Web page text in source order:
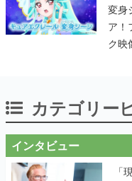
変身
ア！
ク映
カテゴリー
インタビュー
「